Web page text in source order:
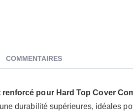
renforcé pour Hard Top Cover
durabilité supérieures, idéales
COMMENTAIRES